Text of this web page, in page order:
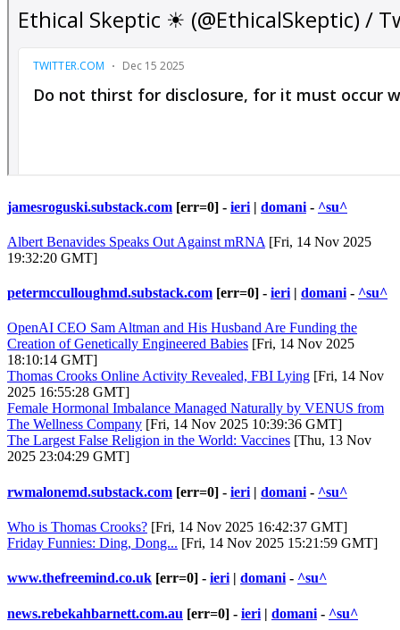
jamesroguski.substack.com [err=0] - ieri | domani - ^su^
Albert Benavides Speaks Out Against mRNA [Fri, 14 Nov 2025
19:32:20 GMT]
petermcculloughmd.substack.com [err=0] - ieri | domani - ^su^
OpenAI CEO Sam Altman and His Husband Are Funding the
Creation of Genetically Engineered Babies [Fri, 14 Nov 2025
18:10:14 GMT]
Thomas Crooks Online Activity Revealed, FBI Lying [Fri, 14 Nov
2025 16:55:28 GMT]
Female Hormonal Imbalance Managed Naturally by VENUS from
The Wellness Company [Fri, 14 Nov 2025 10:39:36 GMT]
The Largest False Religion in the World: Vaccines [Thu, 13 Nov
2025 23:04:29 GMT]
rwmalonemd.substack.com [err=0] - ieri | domani - ^su^
Who is Thomas Crooks? [Fri, 14 Nov 2025 16:42:37 GMT]
Friday Funnies: Ding, Dong... [Fri, 14 Nov 2025 15:21:59 GMT]
www.thefreemind.co.uk [err=0] - ieri | domani - ^su^
news.rebekahbarnett.com.au [err=0] - ieri | domani - ^su^